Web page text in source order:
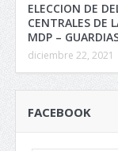
ELECCION DE
CENTRALES DE
MDP –
diciembre 22, 2021
FACEBOOK